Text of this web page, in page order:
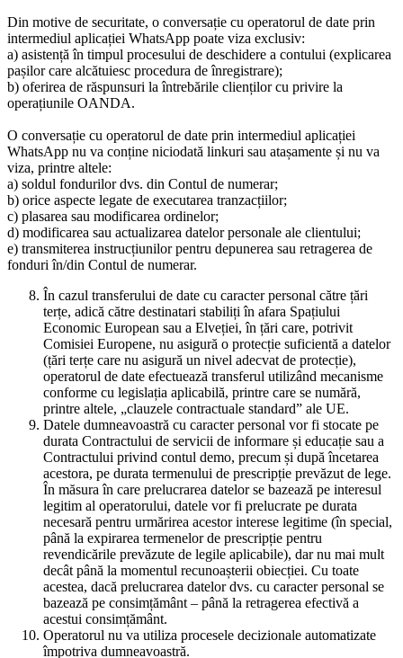
Din motive de securitate, o conversație cu operatorul de date prin
intermediul aplicației WhatsApp poate viza exclusiv:
a) asistență în timpul procesului de deschidere a contului (explicarea
pașilor care alcătuiesc procedura de înregistrare);
b) oferirea de răspunsuri la întrebările clienților cu privire la
operațiunile OANDA.
O conversație cu operatorul de date prin intermediul aplicației
WhatsApp nu va conține niciodată linkuri sau atașamente și nu va
viza, printre altele:
a) soldul fondurilor dvs. din Contul de numerar;
b) orice aspecte legate de executarea tranzacțiilor;
c) plasarea sau modificarea ordinelor;
d) modificarea sau actualizarea datelor personale ale clientului;
e) transmiterea instrucțiunilor pentru depunerea sau retragerea de
fonduri în/din Contul de numerar.
În cazul transferului de date cu caracter personal către țări
terțe, adică către destinatari stabiliți în afara Spațiului
Economic European sau a Elveției, în țări care, potrivit
Comisiei Europene, nu asigură o protecție suficientă a datelor
(țări terțe care nu asigură un nivel adecvat de protecție),
operatorul de date efectuează transferul utilizând mecanisme
conforme cu legislația aplicabilă, printre care se numără,
printre altele, „clauzele contractuale standard” ale UE.
Datele dumneavoastră cu caracter personal vor fi stocate pe
durata Contractului de servicii de informare și educație sau a
Contractului privind contul demo, precum și după încetarea
acestora, pe durata termenului de prescripție prevăzut de lege.
În măsura în care prelucrarea datelor se bazează pe interesul
legitim al operatorului, datele vor fi prelucrate pe durata
necesară pentru urmărirea acestor interese legitime (în special,
până la expirarea termenelor de prescripție pentru
revendicările prevăzute de legile aplicabile), dar nu mai mult
decât până la momentul recunoașterii obiecției. Cu toate
acestea, dacă prelucrarea datelor dvs. cu caracter personal se
bazează pe consimțământ – până la retragerea efectivă a
acestui consimțământ.
Operatorul nu va utiliza procesele decizionale automatizate
împotriva dumneavoastră.